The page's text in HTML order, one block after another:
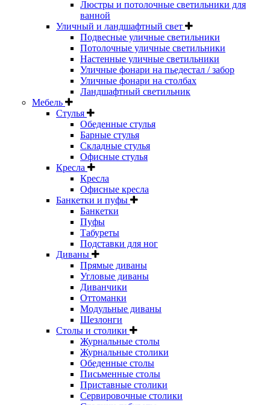
Люстры и потолочные светильники для
ванной
Уличный и ландшафтный свет
Подвесные уличные светильники
Потолочные уличные светильники
Настенные уличные светильники
Уличные фонари на пьедестал / забор
Уличные фонари на столбах
Ландшафтный светильник
Мебель
Стулья
Обеденные стулья
Барные стулья
Складные стулья
Офисные стулья
Кресла
Кресла
Офисные кресла
Банкетки и пуфы
Банкетки
Пуфы
Табуреты
Подставки для ног
Диваны
Прямые диваны
Угловые диваны
Диванчики
Оттоманки
Модульные диваны
Шезлонги
Столы и столики
Журнальные столы
Журнальные столики
Обеденные столы
Письменные столы
Приставные столики
Сервировочные столики